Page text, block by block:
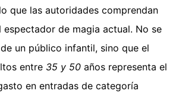
que las autoridades comprendan
de magia actual. No se
un público infantil, sino que el
entre 35 y 50 años representa el
en entradas de categoría